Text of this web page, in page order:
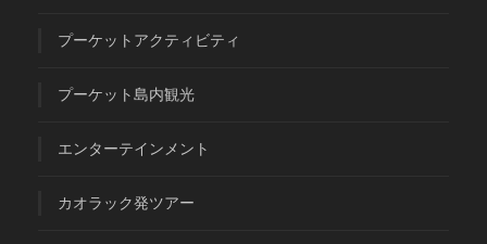
プーケットアクティビティ
プーケット島内観光
エンターテインメント
カオラック発ツアー